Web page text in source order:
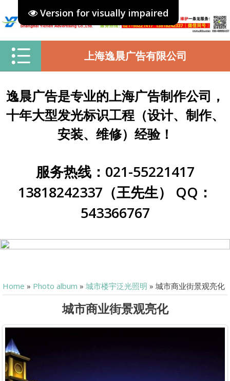
Version for visually impaired
上海逸晨广告有限公司
逸晨广告是专业的上海广告制作公司，
十年大型发光标识工程（设计、制作、
安装、维修）经验！
服务热线：021-55221417
13818242337（王先生） QQ：
543366767
Home » Photo album » 城市楼宇泛光照明 » 城市商业街景观亮化
城市商业街景观亮化